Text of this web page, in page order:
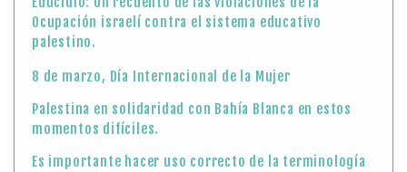
Ocupación israelí contra el sistema educativo
palestino.
8 de marzo, Día Internacional de la Mujer
Palestina en solidaridad con Bahía Blanca en estos
momentos difíciles.
Es importante hacer uso correcto de la terminología